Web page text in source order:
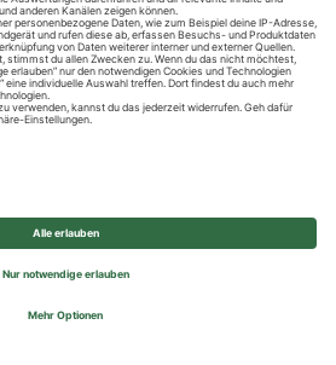
Impressum
Einstellungen
Group - All rights reserved